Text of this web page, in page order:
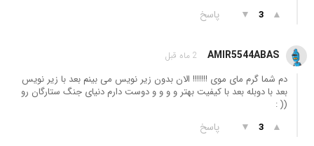
▲
3
▼ پاسخ
AMIR5544ABAS 2 ماه قبل
دم شما گرم مای موی !!!!!!! الان بدون زیر نویس می بینم بعد با زیر نویس
بعد با دوبله بعد با کیفیت بهتر و و و و دوست دارم دنیای جنگ ستارگان رو
(( :
▲
3
▼ پاسخ